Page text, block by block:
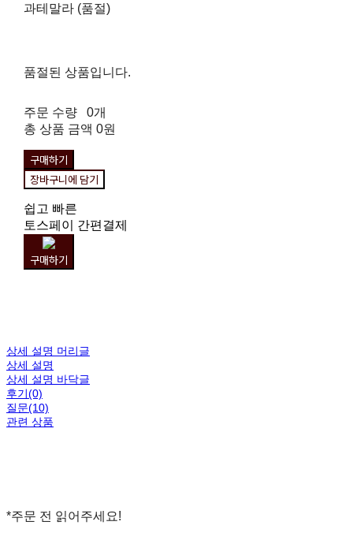
과테말라 (품절)
품절된 상품입니다.
주문 수량
0개
총 상품 금액 0원
구매하기
장바구니에 담기
쉽고 빠른
토스페이 간편결제
구매하기
상세 설명 머리글
상세 설명
상세 설명 바닥글
후기(0)
질문(10)
관련 상품
*주문 전 읽어주세요!